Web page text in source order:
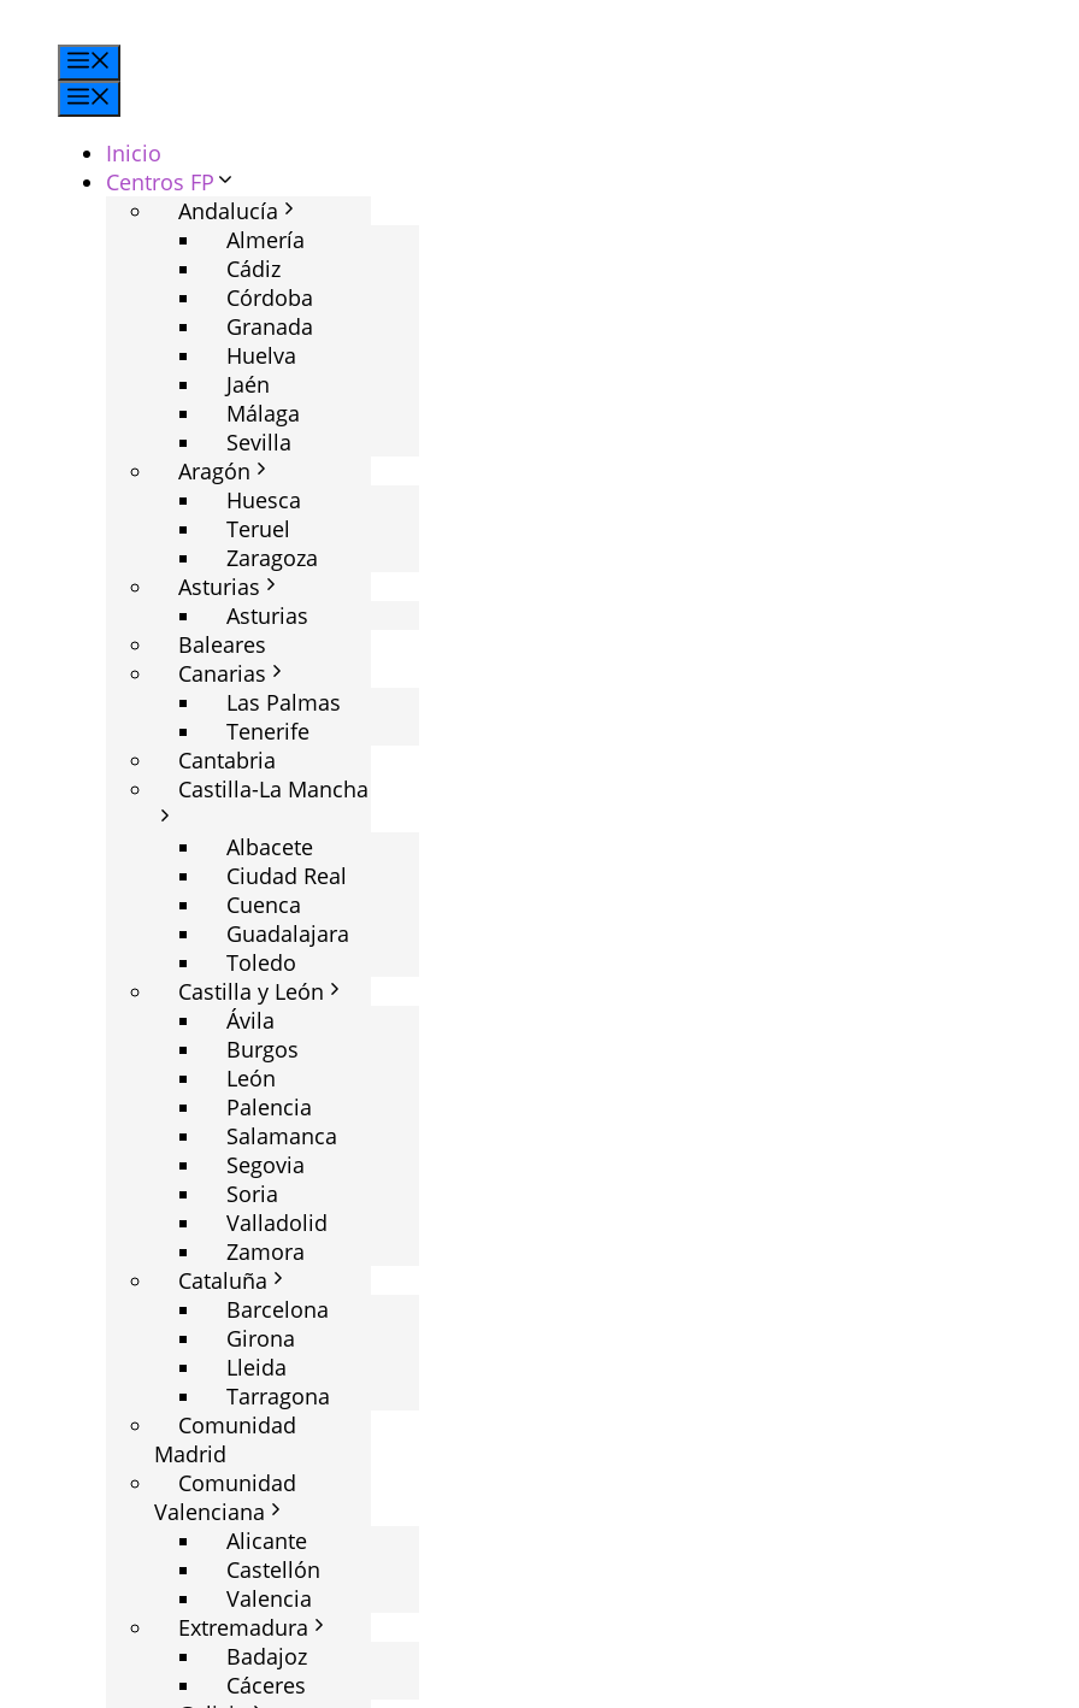
contenido
Inicio
Centros FP
Andalucía
Almería
Cádiz
Córdoba
Granada
Huelva
Jaén
Málaga
Sevilla
Aragón
Huesca
Teruel
Zaragoza
Asturias
Asturias
Baleares
Canarias
Las Palmas
Tenerife
Cantabria
Castilla-La Mancha
Albacete
Ciudad Real
Cuenca
Guadalajara
Toledo
Castilla y León
Ávila
Burgos
León
Palencia
Salamanca
Segovia
Soria
Valladolid
Zamora
Cataluña
Barcelona
Girona
Lleida
Tarragona
Comunidad
Madrid
Comunidad
Valenciana
Alicante
Castellón
Valencia
Extremadura
Badajoz
Cáceres